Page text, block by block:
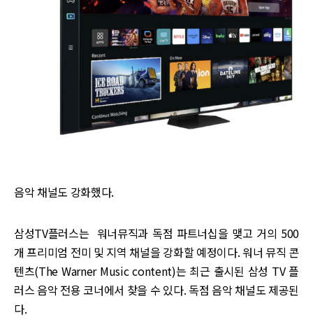
음악 채널도 강화했다.
삼성TV플러스는 워너뮤직과 독점 파트너십을 맺고 거의 500
개 프리미엄 전미 및 지역 채널을 강화할 예정이다. 워너 뮤직 콘
텐츠(The Warner Music content)는 최근 출시된 삼성 TV 플
러스 음악 전용 코너에서 찾을 수 있다. 독점 음악 채널도 제공된
다.